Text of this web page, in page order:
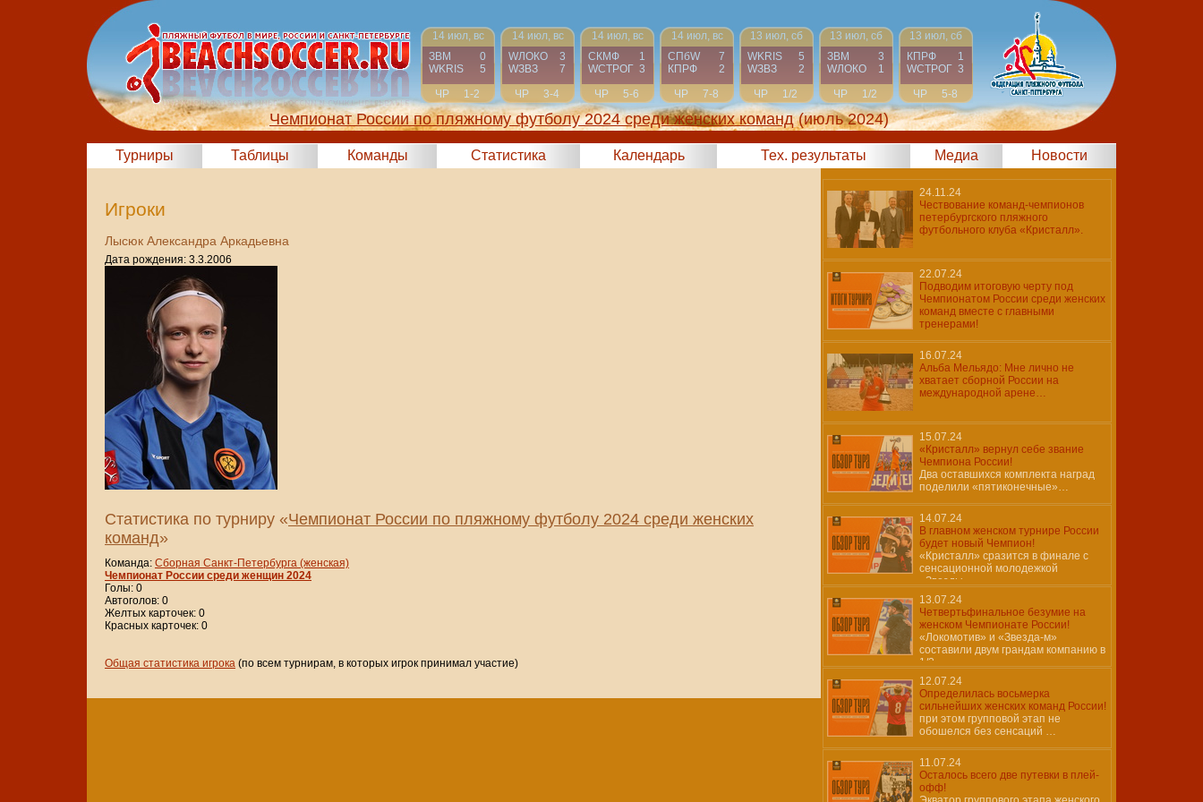
14 июл, вс
ЗВМ
0
WKRIS
5
ЧР
1-2
14 июл, вс
WЛОКО
3
WЗВЗ
7
ЧР
3-4
14 июл, вс
СКМФ
1
WCТРОГ 3
ЧР
5-6
14 июл, вс
СПбW
7
КПРФ
2
ЧР
7-8
13 июл, сб
WKRIS
5
WЗВЗ
2
ЧР
1/2
13 июл, сб
ЗВМ
3
WЛОКО
1
ЧР
1/2
13 июл, сб
КПРФ
1
WCТРОГ 3
ЧР
5-8
Чемпионат России по пляжному футболу 2024 среди женских команд (июль 2024)
Турниры Таблицы Команды Статистика Календарь Тех. результаты Медиа Новости
Игроки
Лысюк Александра Аркадьевна
Дата рождения: 3.3.2006
Статистика по турниру «Чемпионат России по пляжному футболу 2024 среди женских
команд»
Команда: Сборная Санкт-Петербурга (женская)
Чемпионат России среди женщин 2024
Голы: 0
Автоголов: 0
Желтых карточек: 0
Красных карточек: 0
Общая статистика игрока (по всем турнирам, в которых игрок принимал участие)
24.11.24
Чествование команд-чемпионов
петербургского пляжного
футбольного клуба «Кристалл».
22.07.24
Подводим итоговую черту под
Чемпионатом России среди женских
команд вместе с главными
тренерами!
16.07.24
Альба Мельядо: Мне лично не
хватает сборной России на
международной арене…
15.07.24
«Кристалл» вернул себе звание
Чемпиона России!
Два оставшихся комплекта наград
поделили «пятиконечные»…
14.07.24
В главном женском турнире России
будет новый Чемпион!
«Кристалл» сразится в финале с
сенсационной молодежкой
«Звезды»…
13.07.24
Четвертьфинальное безумие на
женском Чемпионате России!
«Локомотив» и «Звезда-м»
составили двум грандам компанию в
1/2…
12.07.24
Определилась восьмерка
сильнейших женских команд России!
при этом групповой этап не
обошелся без сенсаций …
11.07.24
Осталось всего две путевки в плей-
офф!